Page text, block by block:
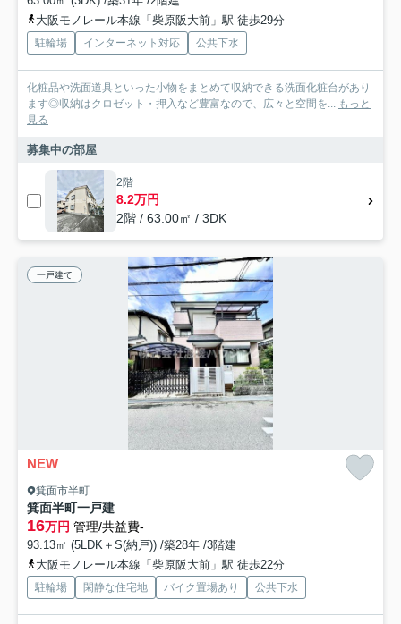
大阪モノレール本線「柴原阪大前」駅 徒歩29分
駐輪場 インターネット対応 公共下水
化粧品や洗面道具といった小物をまとめて収納できる洗面化粧台があり
ます◎収納はクロゼット・押入など豊富なので、広々と空間を... もっと
見る
募集中の部屋
2階
8.2万円
2階 / 63.00㎡ / 3DK
一戸建て
NEW
箕面市半町
箕面半町一戸建
16万円 管理/共益費-
93.13㎡ (5LDK＋S(納戸)) /築28年 /3階建
大阪モノレール本線「柴原阪大前」駅 徒歩22分
駐輪場 閑静な住宅地 バイク置場あり 公共下水